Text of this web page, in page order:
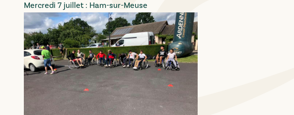
Mercredi 7 juillet : Ham-sur-Meuse